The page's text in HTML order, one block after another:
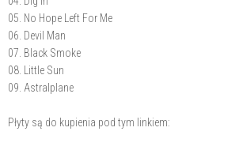
05. No Hope Left For Me
06. Devil Man
07. Black Smoke
08. Little Sun
09. Astralplane
Płyty są do kupienia pod tym linkiem: